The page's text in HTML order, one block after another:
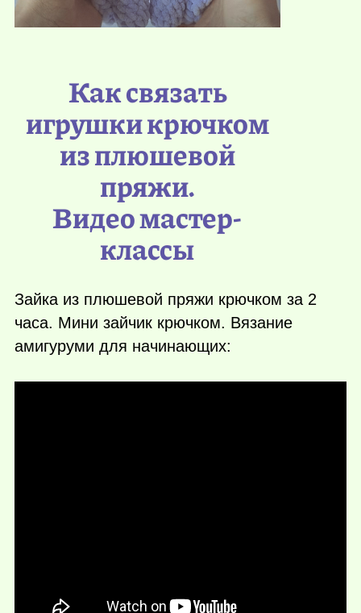
Как связать
игрушки крючком
из плюшевой
пряжи.
Видео мастер-
классы
Зайка из плюшевой пряжи крючком за 2
часа. Мини зайчик крючком. Вязание
амигуруми для начинающих: